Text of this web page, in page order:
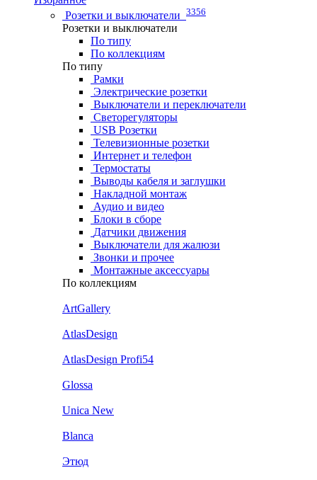
Розетки и выключатели 3356
Розетки и выключатели
По типу
По коллекциям
По типу
Рамки
Электрические розетки
Выключатели и переключатели
Светорегуляторы
USB Розетки
Телевизионные розетки
Интернет и телефон
Термостаты
Выводы кабеля и заглушки
Накладной монтаж
Аудио и видео
Блоки в сборе
Датчики движения
Выключатели для жалюзи
Звонки и прочее
Монтажные аксессуары
По коллекциям
ArtGallery
AtlasDesign
AtlasDesign Profi54
Glossa
Unica New
Blanca
Этюд